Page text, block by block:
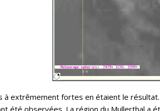
à extrêmement fortes en étaient le
été observées. La région du Mullerthal a